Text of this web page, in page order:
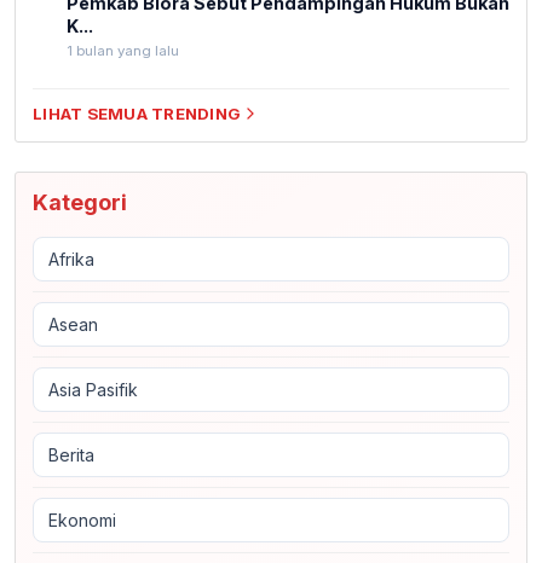
K...
1 bulan yang lalu
LIHAT SEMUA TRENDING
Kategori
Afrika
Asean
Asia Pasifik
Berita
Ekonomi